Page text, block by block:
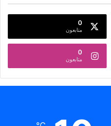
0
متابعون
0
متابعون